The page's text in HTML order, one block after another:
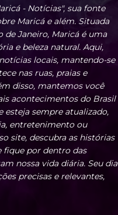
- Notícias", sua fonte
Maricá e além. Situada
de Janeiro, Maricá é uma
e beleza natural. Aqui,
locais, mantendo-se
nas ruas, praias e
disso, mantemos você
acontecimentos do Brasil
esteja sempre atualizado,
entretenimento ou
site, descubra as histórias
fique por dentro das
nossa vida diária. Seu dia
precisas e relevantes,